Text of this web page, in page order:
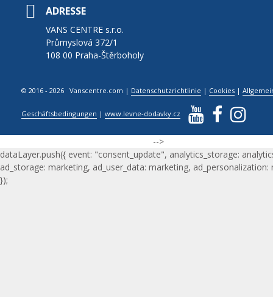
ADRESSE
VANS CENTRE s.r.o.
Průmyslová 372/1
108 00 Praha-Štěrboholy
© 2016 - 2026 Vanscentre.com | Datenschutzrichtlinie | Cookies |
Geschäftsbedingungen |www.levne-dodavky.cz
-->
dataLayer.push({ event: "consent_update", analytics_storage:
ad_storage: marketing, ad_user_data: marketing, ad_personalization:
});